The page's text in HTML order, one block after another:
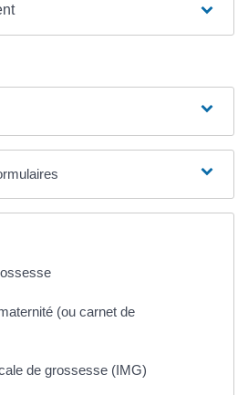
(ou carnet de
de grossesse (IMG)